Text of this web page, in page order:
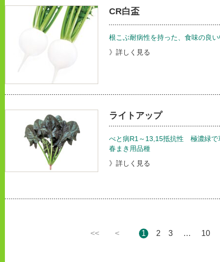
CR白盃
根こぶ耐病性を持った、食味の良
》詳しく見る
ライトアップ
べと病R1～13,15抵抗性 極濃緑で
春まき用品種
》詳しく見る
<< < 1 2 3 … 10